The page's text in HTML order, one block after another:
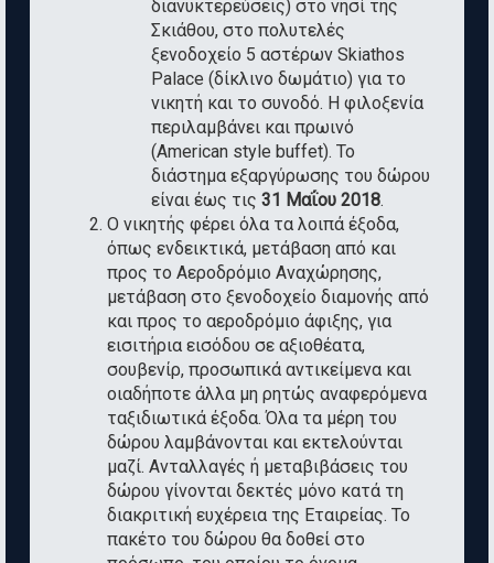
διανυκτερεύσεις) στο νησί της
Σκιάθου, στο πολυτελές
ξενοδοχείο 5 αστέρων Skiathos
Palace (δίκλινο δωμάτιο) για το
νικητή και το συνοδό. Η φιλοξενία
περιλαμβάνει και πρωινό
(American style buffet). Το
διάστημα εξαργύρωσης του δώρου
είναι έως τις 31 Μαΐου 2018.
Ο νικητής φέρει όλα τα λοιπά έξοδα,
όπως ενδεικτικά, μετάβαση από και
προς το Αεροδρόμιο Αναχώρησης,
μετάβαση στο ξενοδοχείο διαμονής από
και προς το αεροδρόμιο άφιξης, για
εισιτήρια εισόδου σε αξιοθέατα,
σουβενίρ, προσωπικά αντικείμενα και
οιαδήποτε άλλα μη ρητώς αναφερόμενα
ταξιδιωτικά έξοδα. Όλα τα μέρη του
δώρου λαμβάνονται και εκτελούνται
μαζί. Ανταλλαγές ή μεταβιβάσεις του
δώρου γίνονται δεκτές μόνο κατά τη
διακριτική ευχέρεια της Εταιρείας. Το
πακέτο του δώρου θα δοθεί στο